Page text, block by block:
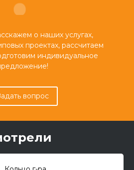
о наших услугах,
проектах, рассчитаем
индивидуальное
вопрос